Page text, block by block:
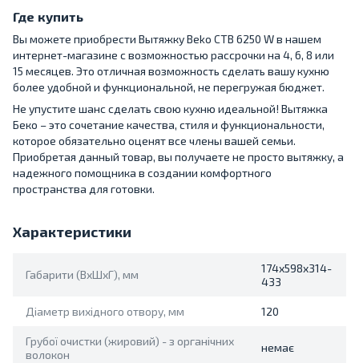
Где купить
Вы можете приобрести Вытяжку Beko CTB 6250 W в нашем
интернет-магазине с возможностью рассрочки на 4, 6, 8 или
15 месяцев. Это отличная возможность сделать вашу кухню
более удобной и функциональной, не перегружая бюджет.
Не упустите шанс сделать свою кухню идеальной! Вытяжка
Беко – это сочетание качества, стиля и функциональности,
которое обязательно оценят все члены вашей семьи.
Приобретая данный товар, вы получаете не просто вытяжку, а
надежного помощника в создании комфортного
пространства для готовки.
Характеристики
Габарити (ВхШхГ), мм
174x598x314-
433
Діаметр вихідного отвору, мм 120
Грубої очистки (жировий) - з органічних
волокон
немає